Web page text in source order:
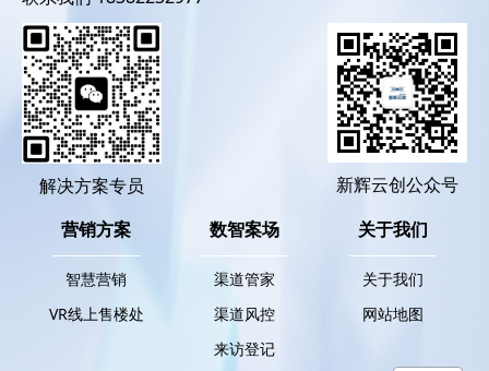
解决方案专员
新辉云创公众号
营销方案
智慧营销
VR线上售楼处
数智案场
渠道管家
渠道风控
来访登记
关于我们
关于我们
网站地图